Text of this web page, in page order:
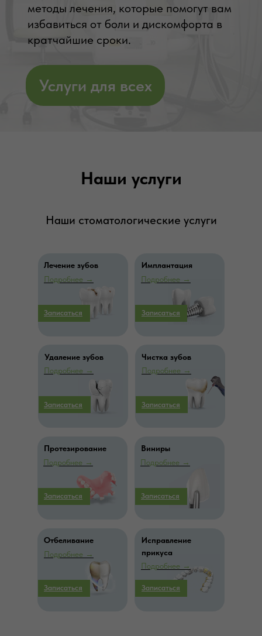
Услуги для всех
методы лечения, которые помогут вам
избавиться от боли и дискомфорта в
кратчайшие сроки.
Наши услуги
Наши стоматологические услуги
Лечение зубов
Подробнее →
Записаться
Имплантация
Подробнее →
Записаться
Протезирование
Подробнее →
Записаться
Виниры
Подробнее →
Записаться
Удаление зубов
Подробнее →
Записаться
Чистка зубов
Подробнее →
Записаться
Отбеливание
Подробнее →
Записаться
Исправление
прикуса
Подробнее →
Записаться